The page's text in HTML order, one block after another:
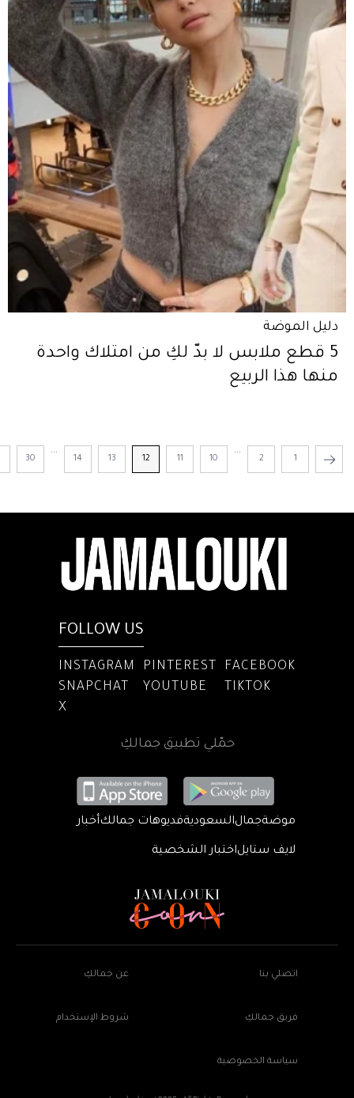
دليل الموضة
5 قطع ملابس لا بدّ لكِ من امتلاك واحدة
منها هذا الربيع
1
2
...
10
11
12
13
14
...
30
FOLLOW US
INSTAGRAM PINTEREST
FACEBOOK
SNAPCHAT
YOUTUBE
TIKTOK
X
حمّلي تطبيق جمالكِ
موضةجمالالسعوديةفديوهات جمالكأخبار
لايف ستايلاختبار الشخصية
اتصلي بنا عن جمالكِ
فريق جمالكِ شروط الإستخدام
سياسة الخصوصية